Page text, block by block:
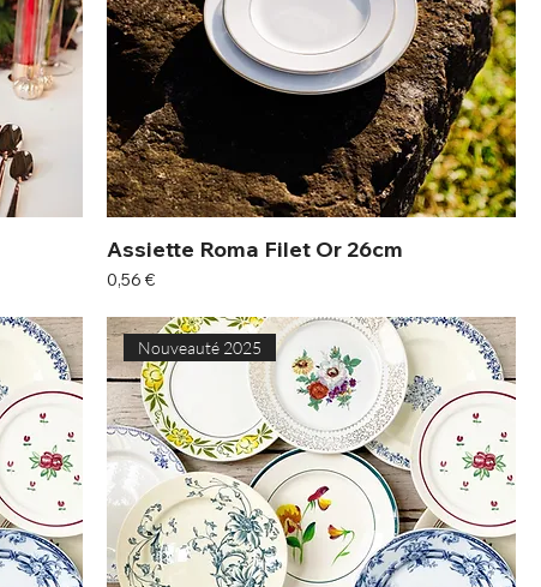
Assiette Roma Filet Or 26cm
Prix
0,56 €
Nouveauté 2025